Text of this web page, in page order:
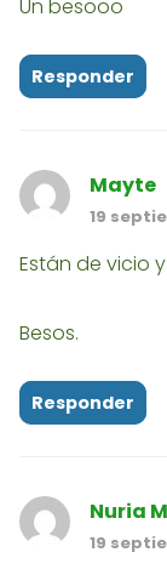
Un besooo
Responder
Mayte
19
Están de vicio
Besos.
Responder
Nuria
19